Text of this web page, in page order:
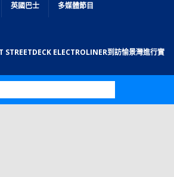
英國巴士 多媒體節目
STREETDECK ELECTROLINER到訪愉景灣進行實